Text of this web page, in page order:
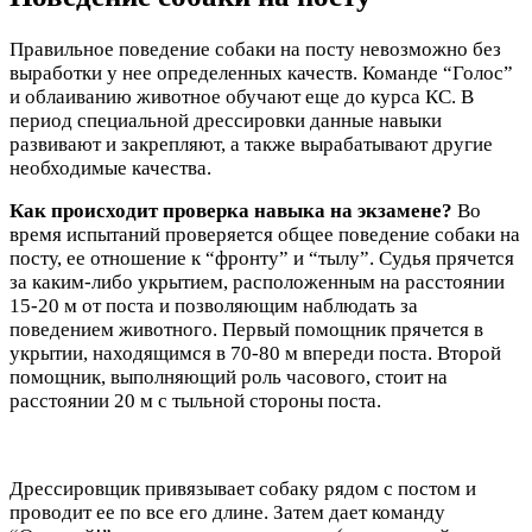
Правильное поведение собаки на посту невозможно без
выработки у нее определенных качеств. Команде “Голос”
и облаиванию животное обучают еще до курса КС. В
период специальной дрессировки данные навыки
развивают и закрепляют, а также вырабатывают другие
необходимые качества.
Как происходит проверка навыка на экзамене? Во
время испытаний проверяется общее поведение собаки на
посту, ее отношение к “фронту” и “тылу”. Судья прячется
за каким-либо укрытием, расположенным на расстоянии
15-20 м от поста и позволяющим наблюдать за
поведением животного. Первый помощник прячется в
укрытии, находящимся в 70-80 м впереди поста. Второй
помощник, выполняющий роль часового, стоит на
расстоянии 20 м с тыльной стороны поста.
Дрессировщик привязывает собаку рядом с постом и
проводит ее по все его длине. Затем дает команду